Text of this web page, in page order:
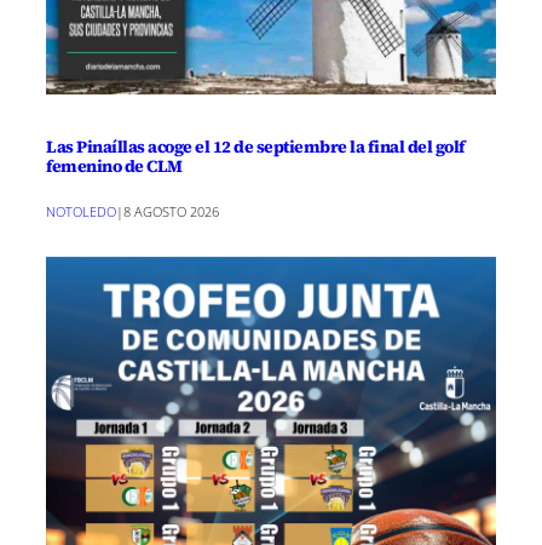
Las Pinaíllas acoge el 12 de septiembre la final del golf
femenino de CLM
NOTOLEDO|8 AGOSTO 2026